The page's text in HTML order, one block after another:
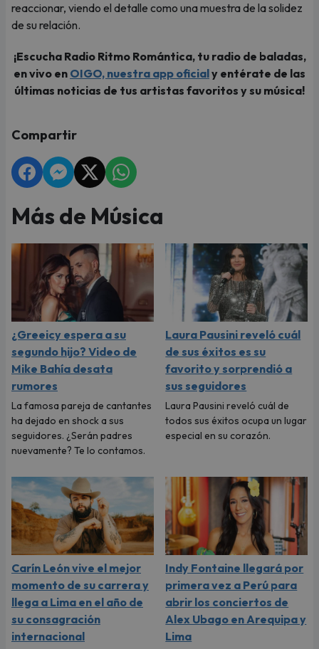
reaccionar, viendo el detalle como una muestra de la solidez
de su relación.
¡Escucha Radio Ritmo Romántica, tu radio de baladas,
en vivo en OIGO, nuestra app oficialy entérate de las
últimas noticias de tus artistas favoritos y su música!
Compartir
Más de Música
¿Greeicy espera a su
segundo hijo? Video de
Mike Bahía desata
rumores
La famosa pareja de cantantes
ha dejado en shock a sus
seguidores. ¿Serán padres
nuevamente? Te lo contamos.
Laura Pausini reveló cuál
de sus éxitos es su
favorito y sorprendió a
sus seguidores
Laura Pausini reveló cuál de
todos sus éxitos ocupa un lugar
especial en su corazón.
Carín León vive el mejor
momento de su carrera y
llega a Lima en el año de
su consagración
internacional
Indy Fontaine llegará por
primera vez a Perú para
abrir los conciertos de
Alex Ubago en Arequipa y
Lima